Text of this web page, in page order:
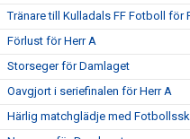
Tränare till Kulladals FF Fotboll för
Förlust för Herr A
Storseger för Damlaget
Oavgjort i seriefinalen för Herr A
Härlig matchglädje med